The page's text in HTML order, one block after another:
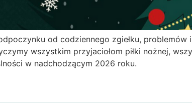
od codziennego zgiełku, problemów
wszystkim przyjaciołom piłki nożnej,
w nadchodzącym 2026 roku.